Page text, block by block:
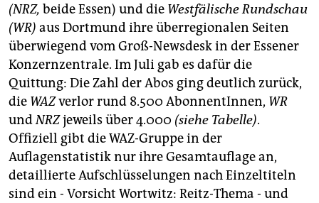
(NRZ, beide Essen) und die Westfälische Rundschau
(WR) aus Dortmund ihre überregionalen Seiten
überwiegend vom Groß-Newsdesk in der Essener
Konzernzentrale. Im Juli gab es dafür die
Quittung: Die Zahl der Abos ging deutlich zurück,
die WAZverlor rund 8.500 AbonnentInnen, WR
undNRZjeweils über 4.000 (siehe Tabelle).
Offiziell gibt die WAZ-Gruppe in der
Auflagenstatistik nur ihre Gesamtauflage an,
detaillierte Aufschlüsselungen nach Einzeltiteln
sind ein - Vorsicht Wortwitz: Reitz-Thema - und